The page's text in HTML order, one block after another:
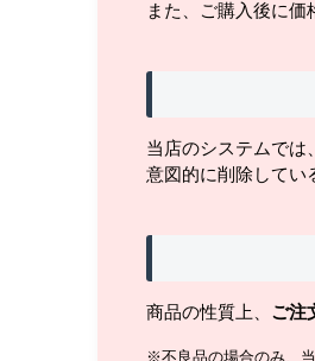
また、ご購入後に価
当店のシステムでは、
意図的に削除してい
商品の性質上、 ご注
※不良品の場合のみ、